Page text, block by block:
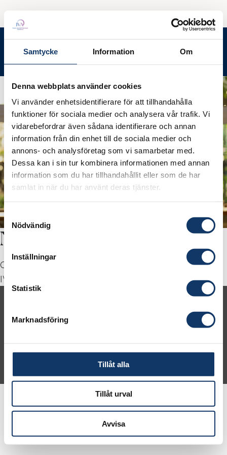
Samtycke Information Om
Denna webbplats använder cookies
Vi använder enhetsidentifierare för att tillhandahålla
funktioner för sociala medier och analysera vår trafik. Vi
vidarebefordrar även sådana identifierare och annan
information från din enhet till de sociala medier och
annons- och analysföretag som vi samarbetar med.
Dessa kan i sin tur kombinera informationen med annan
information som du har tillhandahållit eller som de har
samlat in när du har använt deras tjänster.
Samtyckesval
Nödvändig
Inställningar
Statistik
Marknadsföring
Tillåt alla
Tillåt urval
Avvisa
Meny
Nils Grimbeck
Chalmers
IVAs Studentråd 2025-2027
IVA Konferenscenter
© 2026 Kungl. Ingenjörsvetenskapsakademien (IVA)